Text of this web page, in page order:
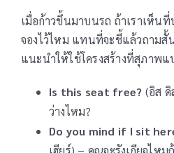
เมื่อก้าวขึ้นมาบนรถ ถ้าเราเห็น
จองไว้ไหม แทนที่จะชี้แล้วถามสั้
แนะนำให้ใช้โครงสร้างที่สุภาพ
Is this seat free? (อิส
ว่างไหม?
Do you mind if I sit